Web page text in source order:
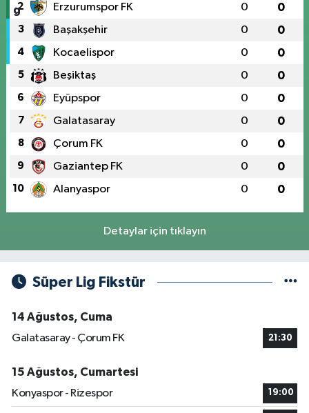
2 Erzurumspor FK 0 0
3 Başakşehir 0 0
4 Kocaelispor 0 0
5 Beşiktaş 0 0
6 Eyüpspor 0 0
7 Galatasaray 0 0
8 Çorum FK 0 0
9 Gaziantep FK 0 0
10 Alanyaspor 0 0
Detaylar için tıklayın
Süper Lig Fikstür
14 Ağustos, Cuma
Galatasaray - Çorum FK
21:30
15 Ağustos, Cumartesi
Konyaspor - Rizespor
19:00